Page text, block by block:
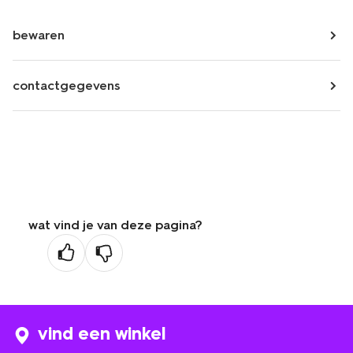
bewaren
contactgegevens
wat vind je van deze pagina?
vind een winkel